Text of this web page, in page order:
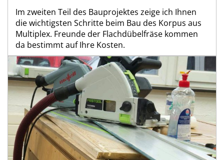
Im zweiten Teil des Bauprojektes zeige ich Ihnen
die wichtigsten Schritte beim Bau des Korpus aus
Multiplex. Freunde der Flachdübelfräse kommen
da bestimmt auf Ihre Kosten.